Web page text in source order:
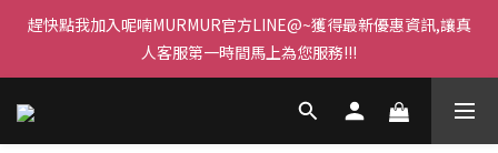
趕快點我加入呢喃MURMUR官方LINE@~獲得最新優惠資訊,讓真
人客服第一時間馬上為您服務!!!